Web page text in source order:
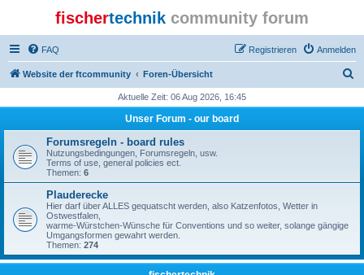
fischertechnik community forum
FAQ Anmelden
Registrieren
Website der ftcommunity Foren-Übersicht
h
Aktuelle Zeit: 06 Aug 2026, 16:45
Unser Forum - our board
Forumsregeln - board rules
Nutzungsbedingungen, Forumsregeln, usw.
Terms of use, general policies ect.
Themen: 6
Plauderecke
Hier darf über ALLES gequatscht werden, also Katzenfotos, Wetter in
Ostwestfalen,
warme-Würstchen-Wünsche für Conventions und so weiter, solange gängige
Umgangsformen gewahrt werden.
Themen: 274